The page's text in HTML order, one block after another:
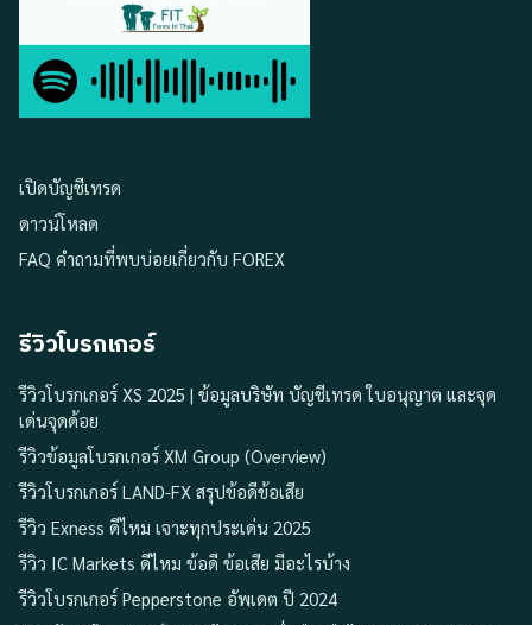
เปิดบัญชีเทรด
ดาวน์โหลด
FAQ คำถามที่พบบ่อยเกี่ยวกับ FOREX
รีวิวโบรกเกอร์
รีวิวโบรกเกอร์ XS 2025 | ข้อมูลบริษัท บัญชีเทรด ใบอนุญาต และจุด
เด่นจุดด้อย
รีวิวข้อมูลโบรกเกอร์ XM Group (Overview)
รีวิวโบรกเกอร์ LAND-FX สรุปข้อดีข้อเสีย
รีวิว Exness ดีไหม เจาะทุกประเด่น 2025
รีวิว IC Markets ดีไหม ข้อดี ข้อเสีย มีอะไรบ้าง
รีวิวโบรกเกอร์ Pepperstone อัพเดต ปี 2024